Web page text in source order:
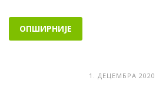
ОПШИРНИЈЕ
1. ДЕЦЕМБРА